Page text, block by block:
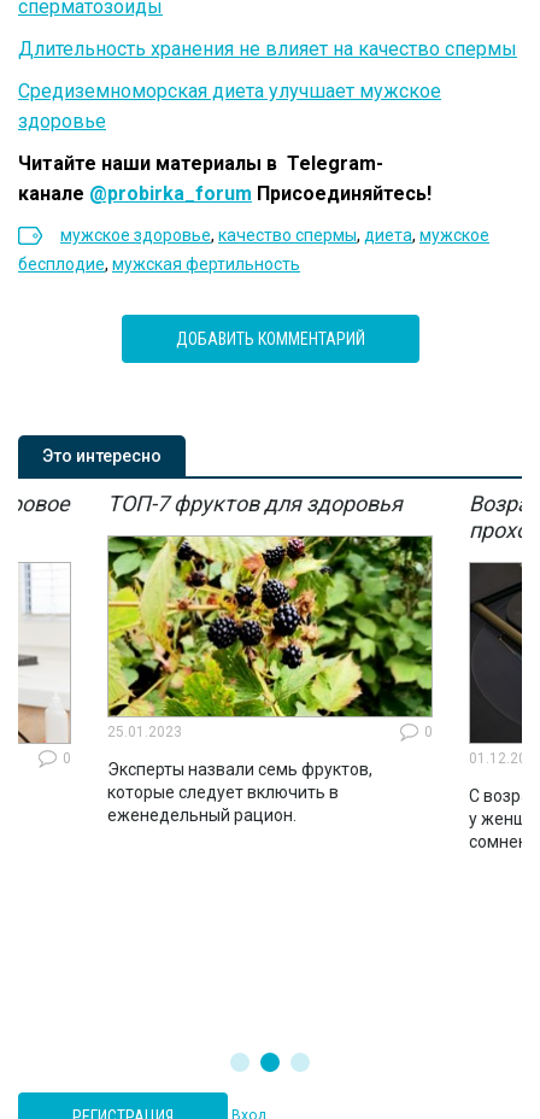
сперматозоиды
Длительность хранения не влияет на качество спермы
Средиземноморская диета улучшает мужское
здоровье
Читайте наши материалы в Telegram-
канале @probirka_forum Присоединяйтесь!
мужское здоровье, качество спермы, диета, мужское
бесплодие, мужская фертильность
ДОБАВИТЬ КОММЕНТАРИЙ
Это интересно
0
ТОП-7 фруктов для здоровья
25.01.2023 0
Эксперты назвали семь фруктов,
которые следует включить в
еженедельный рацион.
С
у
Вход